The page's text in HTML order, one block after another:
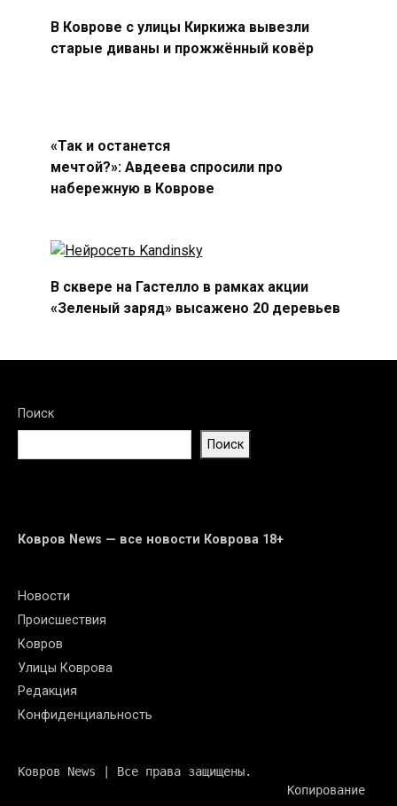
В Коврове с улицы Киркижа вывезли
старые диваны и прожжённый ковёр
«Так и останется
мечтой?»: Авдеева спросили про
набережную в Коврове
В сквере на Гастелло в рамках акции
«Зеленый заряд» высажено 20 деревьев
Поиск
Поиск
Ковров News — все новости Коврова 18+
Новости
Происшествия
Ковров
Улицы Коврова
Редакция
Конфиденциальность
Ковров News | Все права защищены.